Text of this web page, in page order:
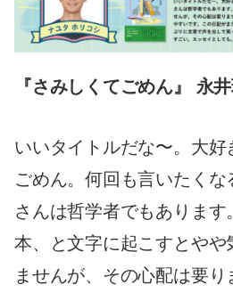
『さみしくてごめん』 永
いいタイトルだな〜。大好
ごめん。何回も言いたく
さんは哲学者でもあります
本、と文字に起こすとや
ませんが、その心配は要